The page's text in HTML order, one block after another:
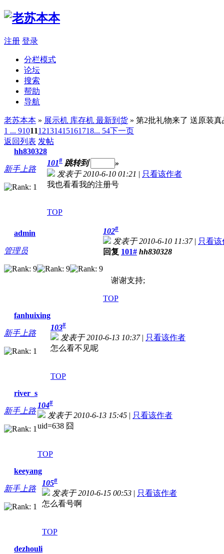
注册 登录
分栏模式
论坛
搜索
帮助
导航
老苏本本 » 展示机 库存机 最新到货 » 第2批礼物来了 送原装
1 ... 9101112131415161718... 54下一页
返回列表 发帖
hh830328
新手上路
101# 跳转到
»
发表于 2010-6-10 01:21 | 只看该作者
我也看看我的注册号
TOP
admin
管理员
102#
发表于 2010-6-10 11:37| 只看该
回复 101# hh830328
谢谢支持;
TOP
fanhuixing
新手上路
103#
发表于 2010-6-13 10:37| 只看该作者
怎么看不见呢
TOP
river_s
新手上路
104#
发表于 2010-6-13 15:45 | 只看该作者
uid=638 囧
TOP
keeyang
新手上路
105#
发表于 2010-6-15 00:53 | 只看该作者
怎么看号啊
TOP
dezhouli